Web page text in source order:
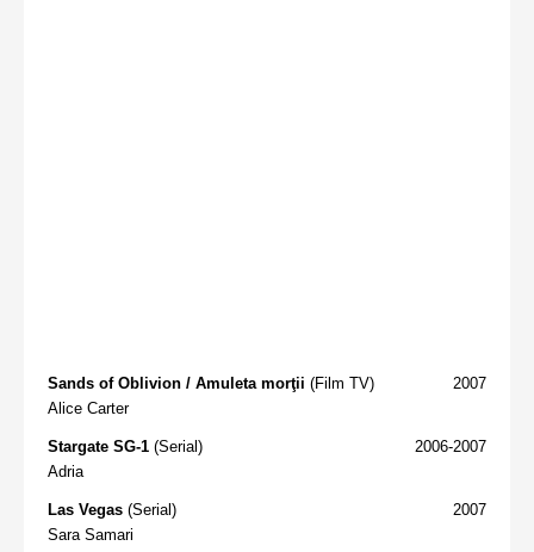
2007
Sands of Oblivion / Amuleta morţii (Film TV)
Alice Carter
2006-2007
Stargate SG-1 (Serial)
Adria
2007
Las Vegas (Serial)
Sara Samari